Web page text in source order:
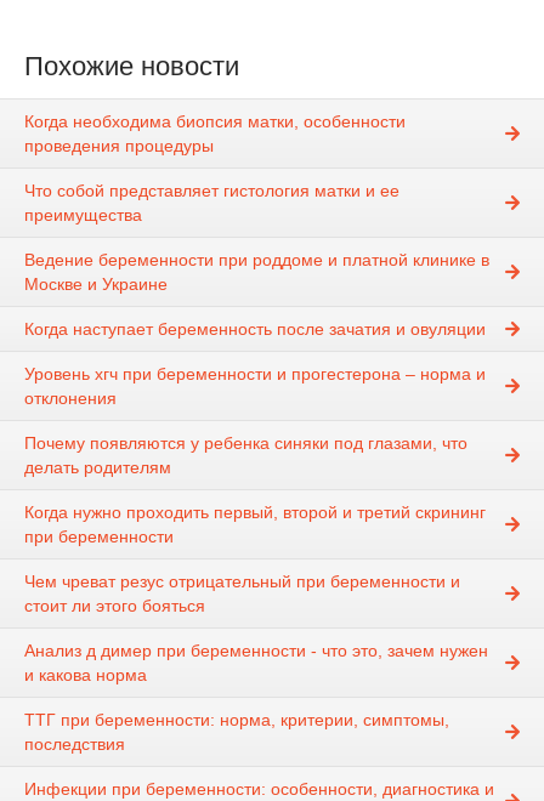
Похожие новости
Когда необходима биопсия матки, особенности
проведения процедуры
Что собой представляет гистология матки и ее
преимущества
Ведение беременности при роддоме и платной клинике в
Москве и Украине
Когда наступает беременность после зачатия и овуляции
Уровень хгч при беременности и прогестерона – норма и
отклонения
Почему появляются у ребенка синяки под глазами, что
делать родителям
Когда нужно проходить первый, второй и третий скрининг
при беременности
Чем чреват резус отрицательный при беременности и
стоит ли этого бояться
Анализ д димер при беременности - что это, зачем нужен
и какова норма
ТТГ при беременности: норма, критерии, симптомы,
последствия
Инфекции при беременности: особенности, диагностика и